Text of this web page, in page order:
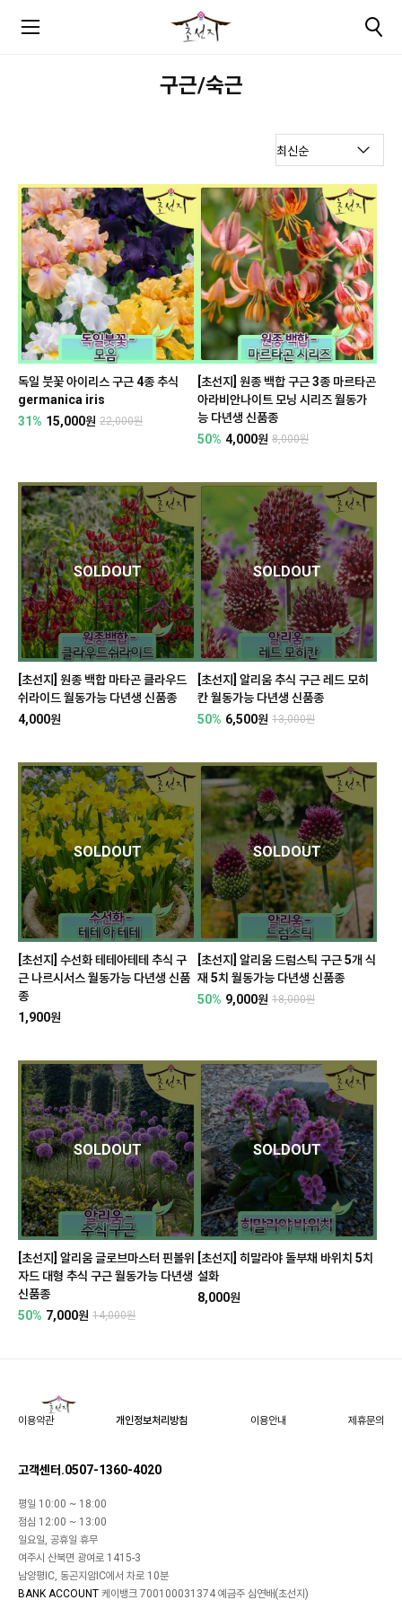
구근/숙근
독일 붓꽃 아이리스 구근 4종 추식
germanica iris
31% 15,000원 22,000원
[초선지] 원종 백합 구근 3종 마르타곤
아라비안나이트 모닝 시리즈 월동가
능 다년생 신품종
50% 4,000원 8,000원
SOLDOUT
[초선지] 원종 백합 마타곤 클라우드
쉬라이드 월동가능 다년생 신품종
4,000원
SOLDOUT
[초선지] 알리움 추식 구근 레드 모히
칸 월동가능 다년생 신품종
50% 6,500원 13,000원
SOLDOUT
[초선지] 수선화 테테아테테 추식 구
근 나르시서스 월동가능 다년생 신품
종
1,900원
SOLDOUT
[초선지] 알리움 드럼스틱 구근 5개 식
재 5치 월동가능 다년생 신품종
50% 9,000원 18,000원
SOLDOUT
[초선지] 알리움 글로브마스터 핀볼위
자드 대형 추식 구근 월동가능 다년생
신품종
50% 7,000원 14,000원
SOLDOUT
[초선지] 히말라야 돌부채 바위치 5치
설화
8,000원
이용약관 개인정보처리방침 이용안내 제휴문의
고객센터.0507-1360-4020
평일 10:00 ~ 18:00
점심 12:00 ~ 13:00
일요일, 공휴일 휴무
여주시 산북면 광여로 1415-3
남양평IC, 동곤지암IC에서 차로 10분
BANK ACCOUNT 케이뱅크 700100031374 예금주 심연배(초선지)